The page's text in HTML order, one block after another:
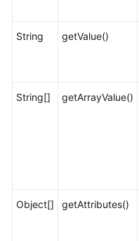
明
用
String getValue()
String[] getArrayValue()
Object[] getAttributes()